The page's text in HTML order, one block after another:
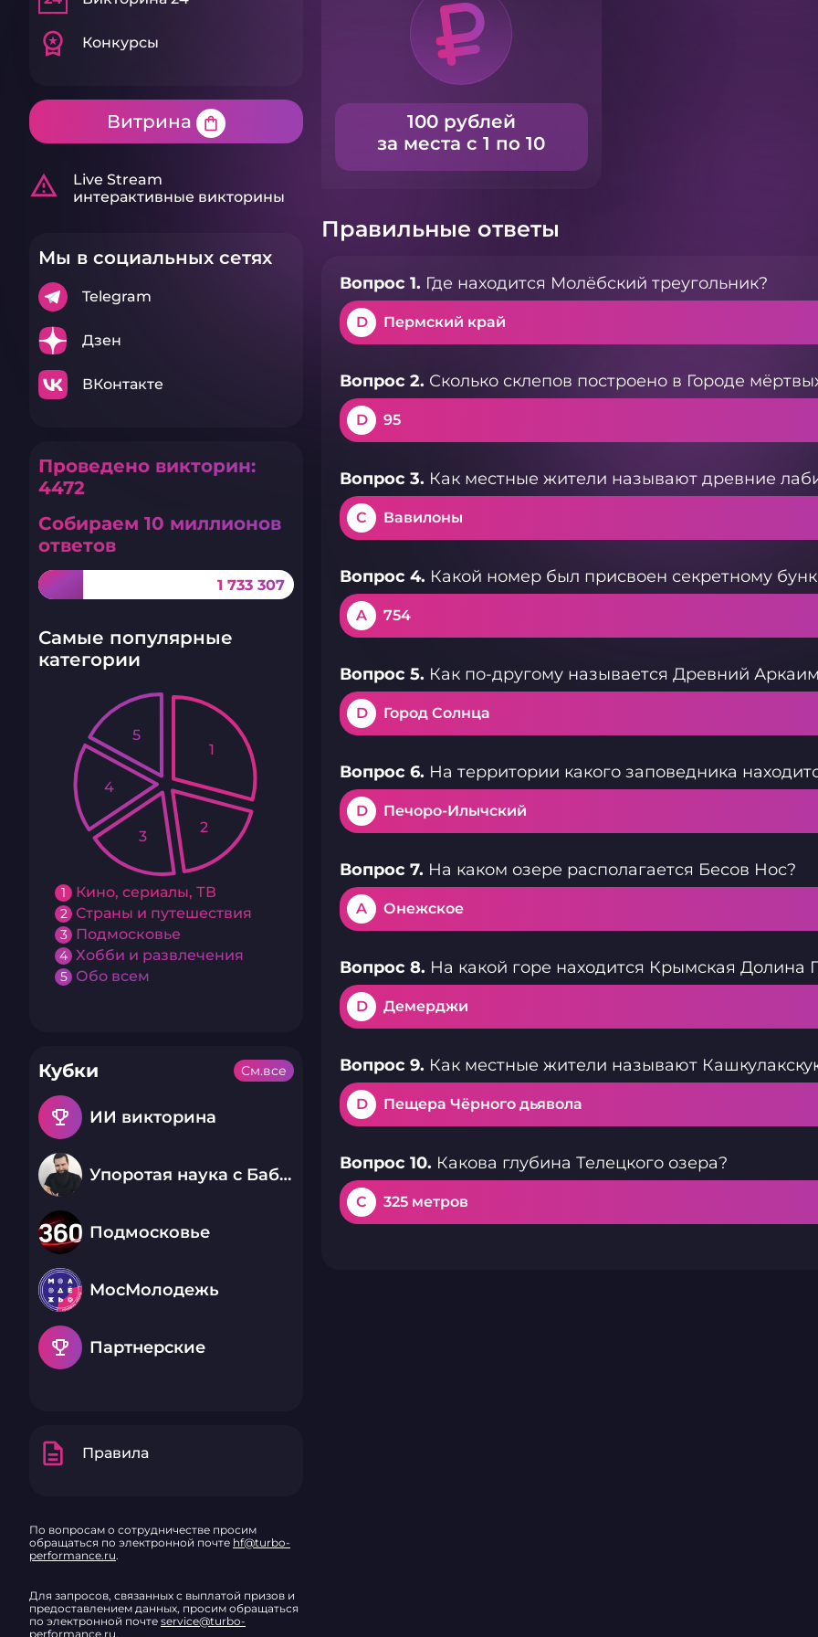
workspace_premium Конкурсы
Витрина shopping_bag
warning_amber
Live Stream
интерактивные викторины
Мы в социальных сетях
Telegram
Дзен
ВКонтакте
Проведено викторин:
4472
Собираем 10 миллионов
ответов
1 733 307
Самые популярные
категории
1 Кино, сериалы, ТВ
2 Страны и путешествия
3 Подмосковье
4 Хобби и развлечения
5 Обо всем
1
2
3
4
5
Кубки
emoji_events ИИ викторина
Упоротая наука с Бабаем Лютым
Подмосковье
МосМолодежь
emoji_events Партнерские
См.все
description Правила
По вопросам о сотрудничестве просим
обращаться по электронной почте hf@turbo-
performance.ru.
Для запросов, связанных с выплатой призов и
предоставлением данных, просим обращаться
по электронной почте service@turbo-
performance.ru.
100 рублей
за места с 1 по 10
Правильные ответы
Вопрос 1. Где находится Молёбский треугольник?
D Пермский край
Вопрос 2. Сколько склепов построено в Городе
D 95
Вопрос 3. Как местные жители называют древние
C Вавилоны
Вопрос 4. Какой номер был присвоен секретному
A 754
Вопрос 5. Как по-другому называется Древний
D Город Солнца
Вопрос 6. На территории какого заповедника
D Печоро-Илычский
Вопрос 7. На каком озере располагается Бесов Нос?
A Онежское
Вопрос 8. На какой горе находится Крымская Долина
D Демерджи
Вопрос 9. Как местные жители называют
D Пещера Чёрного дьявола
Вопрос 10. Какова глубина Телецкого озера?
C 325 метров